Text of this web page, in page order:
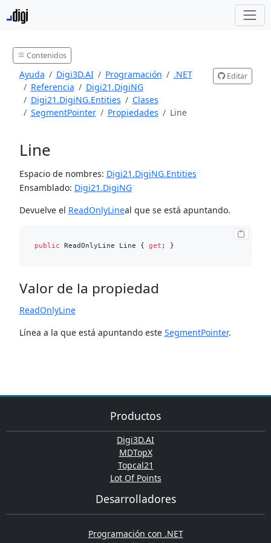
Contenidos
Ayuda Digi3D.AI Programación
.NET
Referencia
Digi21.DigiNG
Digi21.DigiNG.Entities
Clases
SegmentPointer
Propiedades Line
Editar
Line
Espacio de nombres: Digi21.DigiNG.Entities
Ensamblado: Digi21.DigiNG
Devuelve el ReadOnlyLineal que se está apuntando.
public ReadOnlyLine Line { get
Valor de la propiedad
ReadOnlyLine
Línea a la que está apuntando este SegmentPointer.
Productos
Digi3D.AI
MDTopX
Topcal21
Lot Of Points
Desarrolladores
Programación con .NET